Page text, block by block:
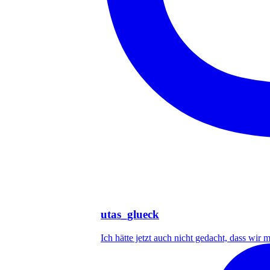
utas_glueck
Ich hätte jetzt auch nicht gedacht, dass wir